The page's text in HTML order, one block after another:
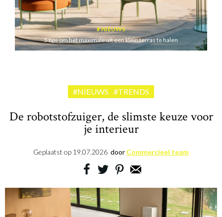
NIEUWS
5 tips om het maximale uit een klein terras te halen
#NIEUWS #TRENDS
De robotstofzuiger, de slimste keuze voor
je interieur
Geplaatst op 19.07.2026 door Commercieel team